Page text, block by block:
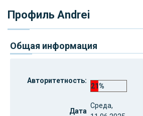
Профиль Andrei
Общая информация
Авторитетность:
21%
Дата
Среда,